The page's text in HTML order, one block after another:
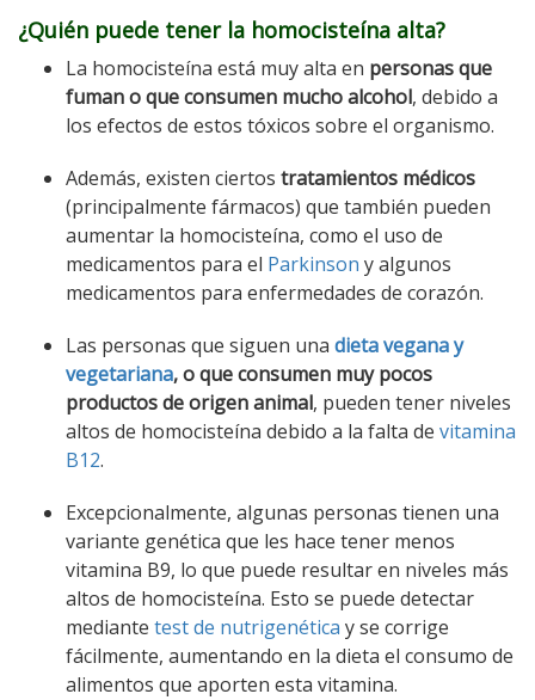
¿Quién puede tener la homocisteína alta?
La homocisteína está muy alta en personas que
fuman o que consumen mucho alcohol, debido a
los efectos de estos tóxicos sobre el organismo.
Además, existen ciertos tratamientos médicos
(principalmente fármacos) que también pueden
aumentar la homocisteína, como el uso de
medicamentos para el Parkinson y algunos
medicamentos para enfermedades de corazón.
Las personas que siguen una dieta vegana y
vegetariana, o que consumen muy pocos
productos de origen animal, pueden tener niveles
altos de homocisteína debido a la falta de vitamina
B12.
Excepcionalmente, algunas personas tienen una
variante genética que les hace tener menos
vitamina B9, lo que puede resultar en niveles más
altos de homocisteína. Esto se puede detectar
mediante test de nutrigenética y se corrige
fácilmente, aumentando en la dieta el consumo de
alimentos que aporten esta vitamina.